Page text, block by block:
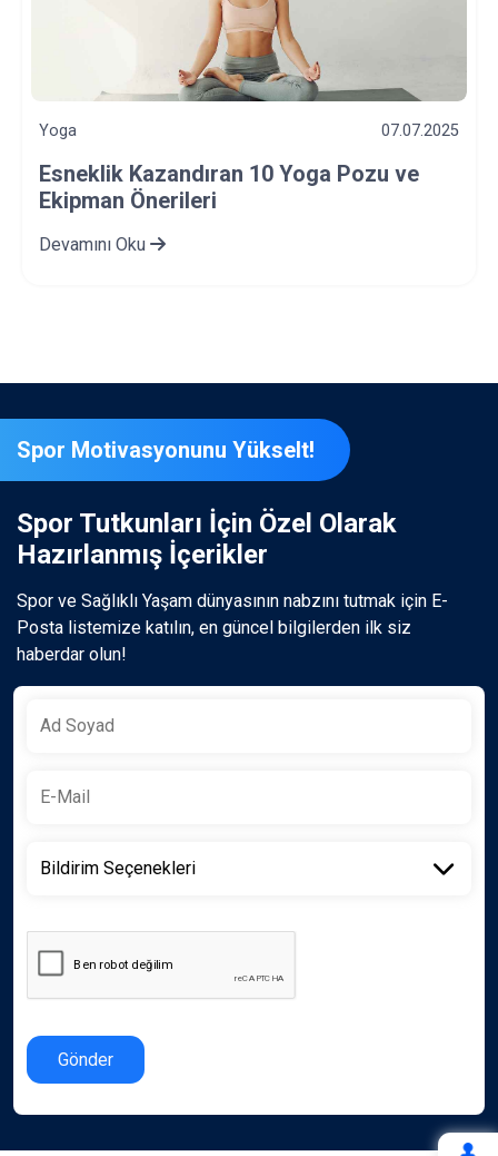
Yoga 07.07.2025
Esneklik Kazandıran 10 Yoga Pozu ve
Ekipman Önerileri
Devamını Oku
Spor Motivasyonunu Yükselt!
Spor Tutkunları İçin Özel Olarak
Hazırlanmış İçerikler
Spor ve Sağlıklı Yaşam dünyasının nabzını tutmak için E-
Posta listemize katılın, en güncel bilgilerden ilk siz
haberdar olun!
Gönder